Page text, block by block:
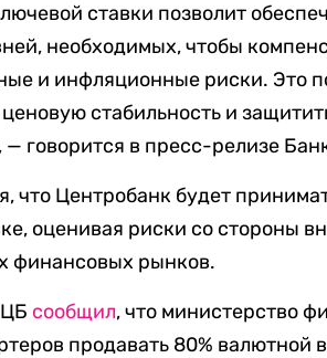
ставки позволит
необходимых, чтобы
и инфляционные риски. Это
стабильность и
— говорится в пресс-релизе
что Центробанк будет
оценивая риски со стороны
финансовых рынков.
сообщил, что министерство
продавать 80% валютной